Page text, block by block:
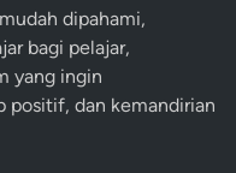
dipahami,
bagi pelajar,
yang ingin
positif, dan kemandirian